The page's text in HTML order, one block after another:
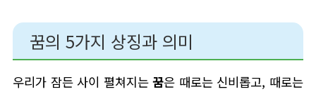
꿈의 5가지 상징과 의미
우리가 잠든 사이 펼쳐지는꿈은 때로는 신비롭고, 때로는